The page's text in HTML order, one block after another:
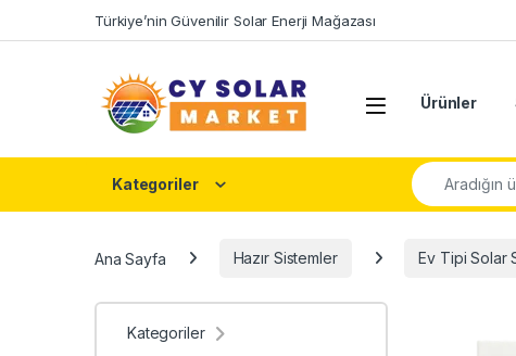
Türkiye’nin Güvenilir Solar Enerji Mağazası
Open Ürünler
Kategoriler
Şunu ara:
Ana Sayfa Hazır Sistemler Ev Tipi Solar
Kategoriler